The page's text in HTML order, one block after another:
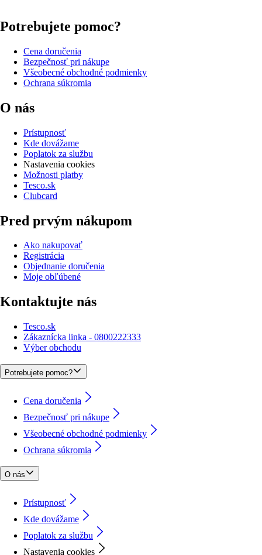
Potrebujete pomoc?
Cena doručenia
Bezpečnosť pri nákupe
Všeobecné obchodné podmienky
Ochrana súkromia
O nás
Prístupnosť
Kde dovážame
Poplatok za službu
Nastavenia cookies
Možnosti platby
Tesco.sk
Clubcard
Pred prvým nákupom
Ako nakupovať
Registrácia
Objednanie doručenia
Moje obľúbené
Kontaktujte nás
Tesco.sk
Zákaznícka linka - 0800222333
Výber obchodu
Potrebujete pomoc?
Cena doručenia
Bezpečnosť pri nákupe
Všeobecné obchodné podmienky
Ochrana súkromia
O nás
Prístupnosť
Kde dovážame
Poplatok za službu
Nastavenia cookies